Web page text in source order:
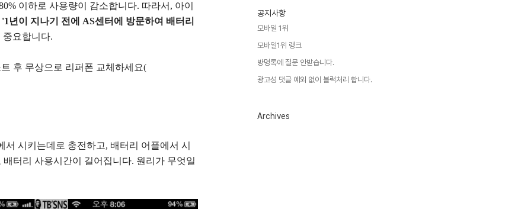
이하로 사용량이 감소합니다. 따라서, 아이
'1년이 지나기 전에 AS센터에 방문하여 배터리
중요합니다.
후 무상으로 리퍼폰 교체하세요(
시키는데로 충전하고, 배터리 어플에서 시
터리 사용시간이 길어집니다. 원리가 무엇일
공지사항
모바일 1위
모바일1위 랭크
방명록에 질문 안받습니다.
광고성 댓글 예외 없이 블럭처리 합니다.
Archives